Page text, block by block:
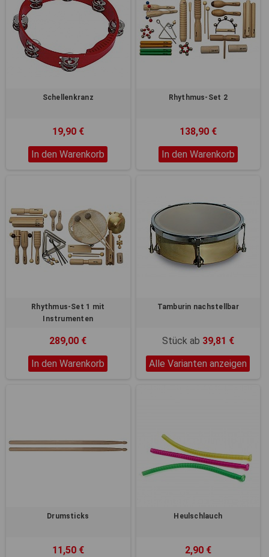
Schellenkranz
19,90 €
In den Warenkorb
Rhythmus-Set 2
138,90 €
In den Warenkorb
Rhythmus-Set 1 mit
Instrumenten
289,00 €
In den Warenkorb
Tamburin nachstellbar
Stück ab 39,81 €
Alle Varianten anzeigen
Drumsticks
11,50 €
Heulschlauch
2,90 €